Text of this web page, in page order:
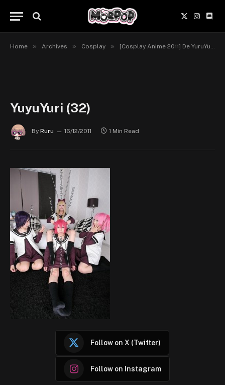
X
(Twitter)
Home » Archives » Cosplay » [Cosplay Anime 2011] De YuruYuri à Blood-C… [Mix]
YuyuYuri (32)
By Ruru 16/12/2011 1 Min Read
Follow on X (Twitter)
Follow on Instagram